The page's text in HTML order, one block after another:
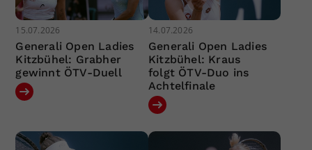
15.07.2026
Generali Open Ladies
Kitzbühel: Grabher
gewinnt ÖTV-Duell
14.07.2026
Generali Open Ladies
Kitzbühel: Kraus
folgt ÖTV-Duo ins
Achtelfinale